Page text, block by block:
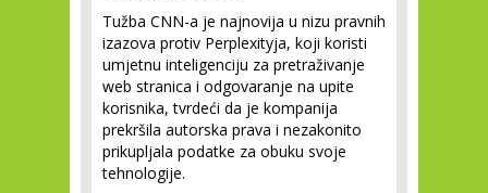
Tužba CNN-a je najnovija u nizu pravnih
izazova protiv Perplexityja, koji koristi
umjetnu inteligenciju za pretraživanje
web stranica i odgovaranje na upite
korisnika, tvrdeći da je kompanija
prekršila autorska prava i nezakonito
prikupljala podatke za obuku svoje
tehnologije.